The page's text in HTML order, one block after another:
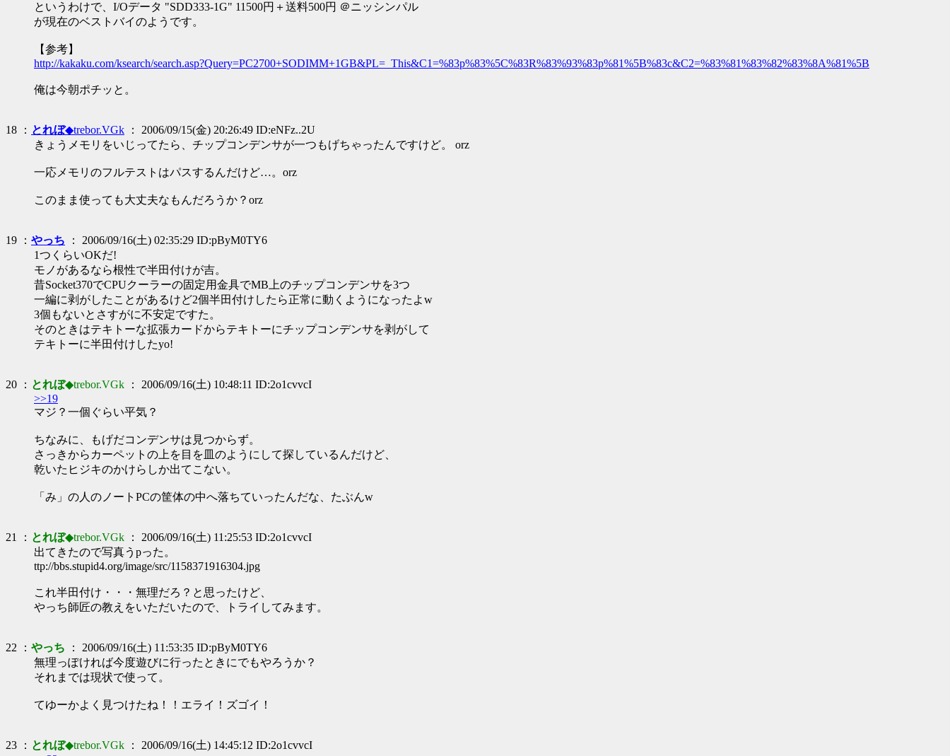
というわけで、I/Oデータ "SDD333-1G" 11500円＋送料500円 ＠ニッシンパル
が現在のベストバイのようです。
【参考】
http://kakaku.com/ksearch/search.asp?Query=PC2700+SODIMM+1GB&PL=_This&C1=%83p%83%5C%83R%83%93%83p%81%5B%83c&C2=%83%81%83%82%83%8A%81%5B
俺は今朝ポチッと。
18 ： とれぼ◆trebor.VGk ： 2006/09/15(金) 20:26:49 ID:eNFz..2U
きょうメモリをいじってたら、チップコンデンサが一つもげちゃったんですけど。 orz
一応メモリのフルテストはパスするんだけど…。orz
このまま使っても大丈夫なもんだろうか？orz
19 ： やっち ： 2006/09/16(土) 02:35:29 ID:pByM0TY6
1つくらいOKだ!
モノがあるなら根性で半田付けが吉。
昔Socket370でCPUクーラーの固定用金具でMB上のチップコンデンサを3つ
一編に剥がしたことがあるけど2個半田付けしたら正常に動くようになったよw
3個もないとさすがに不安定ですた。
そのときはテキトーな拡張カードからテキトーにチップコンデンサを剥がして
テキトーに半田付けしたyo!
20 ： とれぼ◆trebor.VGk ： 2006/09/16(土) 10:48:11 ID:2o1cvvcI
>>19
マジ？一個ぐらい平気？
ちなみに、もげだコンデンサは見つからず。
さっきからカーペットの上を目を皿のようにして探しているんだけど、
乾いたヒジキのかけらしか出てこない。
「み」の人のノートPCの筐体の中へ落ちていったんだな、たぶんw
21 ： とれぼ◆trebor.VGk ： 2006/09/16(土) 11:25:53 ID:2o1cvvcI
出てきたので写真うpった。
ttp://bbs.stupid4.org/image/src/1158371916304.jpg
これ半田付け・・・無理だろ？と思ったけど、
やっち師匠の教えをいただいたので、トライしてみます。
22 ： やっち ： 2006/09/16(土) 11:53:35 ID:pByM0TY6
無理っぽければ今度遊びに行ったときにでもやろうか？
それまでは現状で使って。
てゆーかよく見つけたね！！エライ！ズゴイ！
23 ： とれぼ◆trebor.VGk ： 2006/09/16(土) 14:45:12 ID:2o1cvvcI